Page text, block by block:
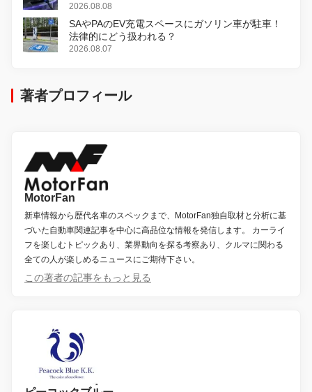
2026.08.08
SAやPAのEV充電スペースにガソリン車が駐車！
法律的にどう扱われる？
2026.08.07
著者プロフィール
MotorFan
新車情報から歴代名車のスペックまで、MotorFan独自取材と分析に基
づいた自動車関連記事を中心に高品位な情報を発信します。 カーライ
フを楽しむトピックあり、業界動向を探る考察あり、クルマに関わる
全ての人が楽しめるニュースにご期待下さい。
この著者の記事をもっと見る